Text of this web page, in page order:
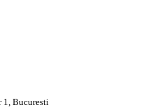
1, Bucuresti